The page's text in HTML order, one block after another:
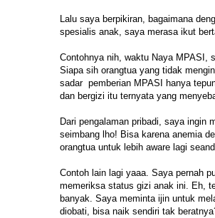
Lalu saya berpikiran, bagaimana
spesialis anak, saya merasa ikut
Contohnya nih, waktu Naya MPASI,
Siapa sih orangtua yang tidak
sadar pemberian MPASI hanya
dan bergizi itu ternyata yang
Dari pengalaman pribadi, saya ingin
seimbang lho! Bisa karena anemia
orangtua untuk lebih aware lagi
Contoh lain lagi yaaa. Saya pernah
memeriksa status gizi anak ini. Eh,
banyak. Saya meminta ijin untuk
diobati, bisa naik sendiri tak